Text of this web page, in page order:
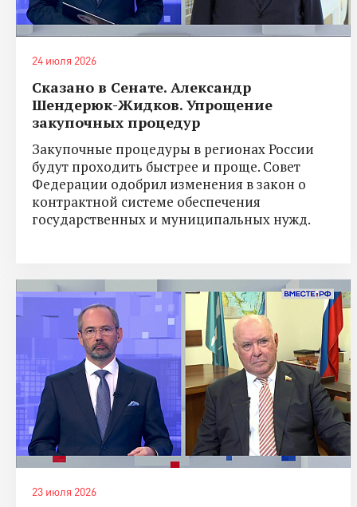
24 июля 2026
Сказано в Сенате. Александр
Шендерюк-Жидков. Упрощение
закупочных процедур
Закупочные процедуры в регионах России
будут проходить быстрее и проще. Совет
Федерации одобрил изменения в закон о
контрактной системе обеспечения
государственных и муниципальных нужд.
23 июля 2026